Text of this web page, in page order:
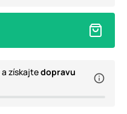
a získajtedopravu